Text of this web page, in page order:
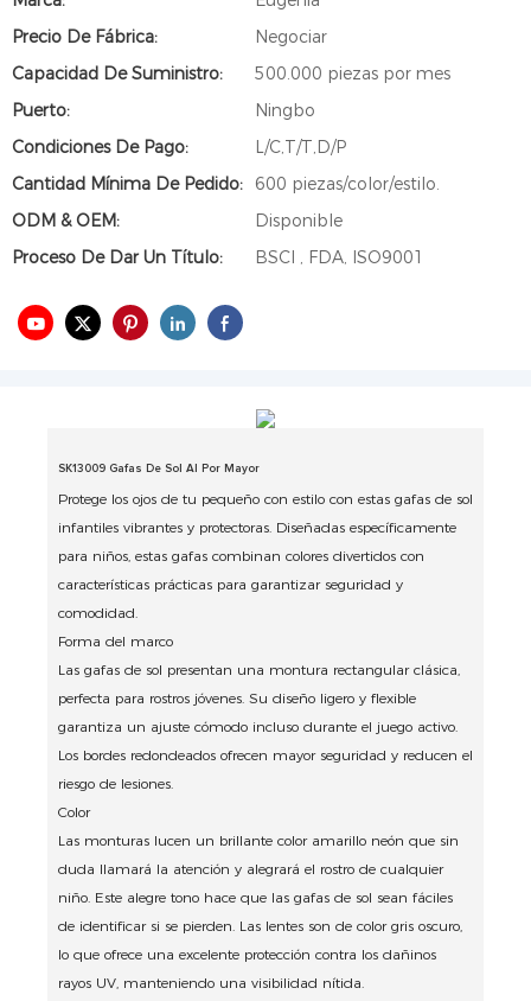
Precio De Fábrica:
Negociar
Capacidad De Suministro:
500.000 piezas por mes
Puerto:
Ningbo
Condiciones De Pago:
L/C,T/T,D/P
Cantidad Mínima De Pedido:
600 piezas/color/estilo.
ODM & OEM:
Disponible
Proceso De Dar Un Título:
BSCI , FDA, ISO9001
SK13009 Gafas De Sol Al Por Mayor
Protege los ojos de tu pequeño con estilo con estas gafas de sol
infantiles vibrantes y protectoras. Diseñadas específicamente
para niños, estas gafas combinan colores divertidos con
características prácticas para garantizar seguridad y
comodidad.
Forma del marco
Las gafas de sol presentan una montura rectangular clásica,
perfecta para rostros jóvenes. Su diseño ligero y flexible
garantiza un ajuste cómodo incluso durante el juego activo.
Los bordes redondeados ofrecen mayor seguridad y reducen el
riesgo de lesiones.
Color
Las monturas lucen un brillante color amarillo neón que sin
duda llamará la atención y alegrará el rostro de cualquier
niño. Este alegre tono hace que las gafas de sol sean fáciles
de identificar si se pierden. Las lentes son de color gris oscuro,
lo que ofrece una excelente protección contra los dañinos
rayos UV, manteniendo una visibilidad nítida.